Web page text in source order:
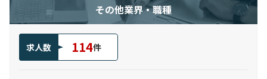
その他業界・職種
求人数 114件